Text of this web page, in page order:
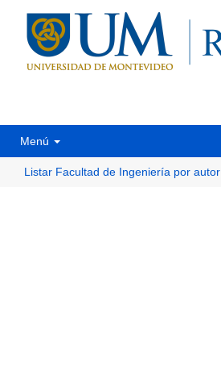
Menú
Listar Facultad de Ingeniería por autor